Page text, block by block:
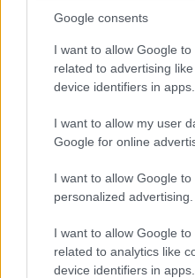
Google consents
I want to allow Google
related to advertising
device identifiers in apps.
I want to allow my user
Google for online
I want to allow Google to
personalized advertising.
I want to allow Google
related to analytics like
device identifiers in apps.
Continua a